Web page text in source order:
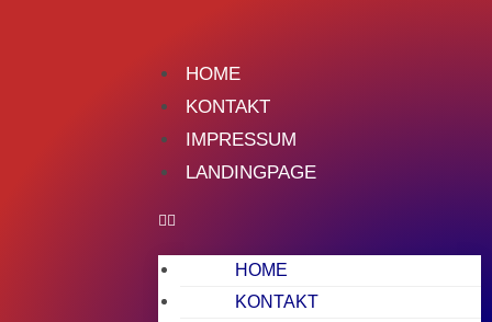
HOME
KONTAKT
IMPRESSUM
LANDINGPAGE
HOME
KONTAKT